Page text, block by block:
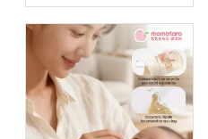
бережный уход за
маленькими пальчиками